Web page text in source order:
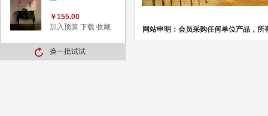
￥155.00
加入预算 下载 收藏
换一批试试
网站申明：会员采购任何单位产品，